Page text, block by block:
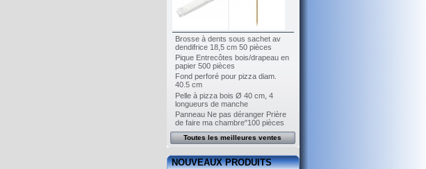
Brosse à dents sous sachet av
dendifrice 18,5 cm 50 pièces
Pique Entrecôtes bois/drapeau en
papier 500 pièces
Fond perforé pour pizza diam.
40.5 cm
Pelle à pizza bois Ø 40 cm, 4
longueurs de manche
Panneau Ne pas déranger Prière
de faire ma chambre"100 pièces
Toutes les meilleures ventes
NOUVEAUX PRODUITS